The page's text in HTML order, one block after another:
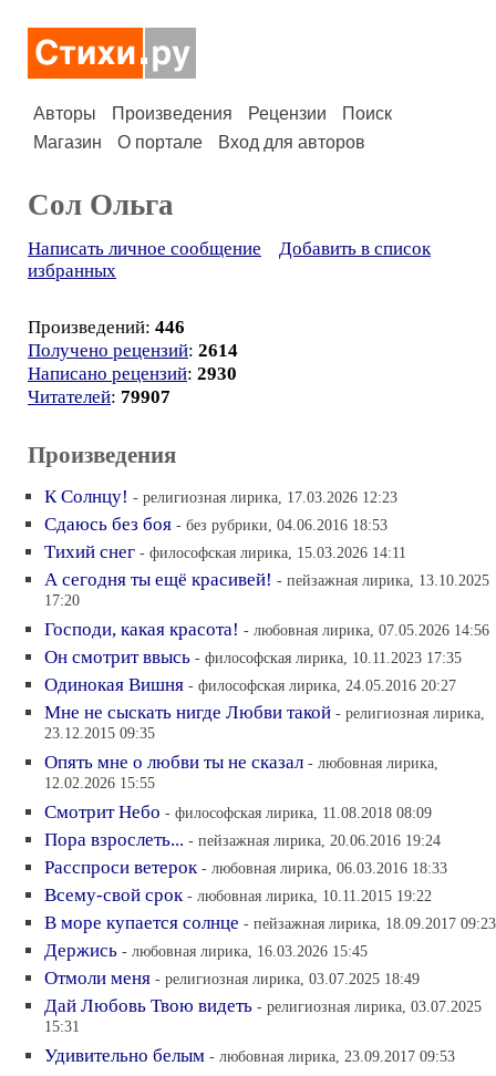
Авторы Произведения Рецензии
Поиск
Магазин
О портале Вход для авторов
Сол Ольга
Написать личное сообщение
Добавить в список
избранных
Произведений: 446
Получено рецензий: 2614
Написано рецензий: 2930
Читателей: 79907
Произведения
К Солнцу! - религиозная лирика, 17.03.2026 12:23
Сдаюсь без боя - без рубрики, 04.06.2016 18:53
Тихий снег - философская лирика, 15.03.2026 14:11
А сегодня ты ещё красивей! - пейзажная лирика, 13.10.2025
17:20
Господи, какая красота! - любовная лирика, 07.05.2026 14:56
Он смотрит ввысь - философская лирика, 10.11.2023 17:35
Одинокая Вишня - философская лирика, 24.05.2016 20:27
Мне не сыскать нигде Любви такой - религиозная лирика,
23.12.2015 09:35
Опять мне о любви ты не сказал - любовная лирика,
12.02.2026 15:55
Смотрит Небо - философская лирика, 11.08.2018 08:09
Пора взрослеть... - пейзажная лирика, 20.06.2016 19:24
Расспроси ветерок - любовная лирика, 06.03.2016 18:33
Всему-свой срок - любовная лирика, 10.11.2015 19:22
В море купается солнце - пейзажная лирика, 18.09.2017 09:23
Держись - любовная лирика, 16.03.2026 15:45
Отмоли меня - религиозная лирика, 03.07.2025 18:49
Дай Любовь Твою видеть - религиозная лирика, 03.07.2025
15:31
Удивительно белым - любовная лирика, 23.09.2017 09:53